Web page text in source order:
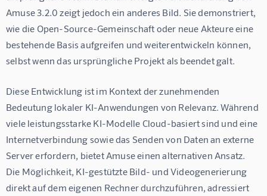
Amuse 3.2.0 zeigt jedoch ein anderes Bild. Sie demonstriert,
wie die Open-Source-Gemeinschaft oder neue Akteure eine
bestehende Basis aufgreifen und weiterentwickeln können,
selbst wenn das ursprüngliche Projekt als beendet galt.
Diese Entwicklung ist im Kontext der zunehmenden
Bedeutung lokaler KI-Anwendungen von Relevanz. Während
viele leistungsstarke KI-Modelle Cloud-basiert sind und eine
Internetverbindung sowie das Senden von Daten an externe
Server erfordern, bietet Amuse einen alternativen Ansatz.
Die Möglichkeit, KI-gestützte Bild- und Videogenerierung
direkt auf dem eigenen Rechner durchzuführen, adressiert